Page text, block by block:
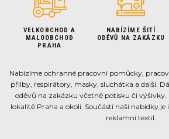
VELKOBCHOD A
MALOOBCHOD
PRAHA
NABÍZÍME ŠITÍ
ODĚVŮ NA ZAKÁZKU
Nabízíme ochranné pracovní pomůcky,
přilby, respirátory, masky, sluchátka a další.
oděvů na zakázku včetně potisku či výšivky.
lokalitě Praha a okolí. Součástí naší nabídky je
reklamní textil.